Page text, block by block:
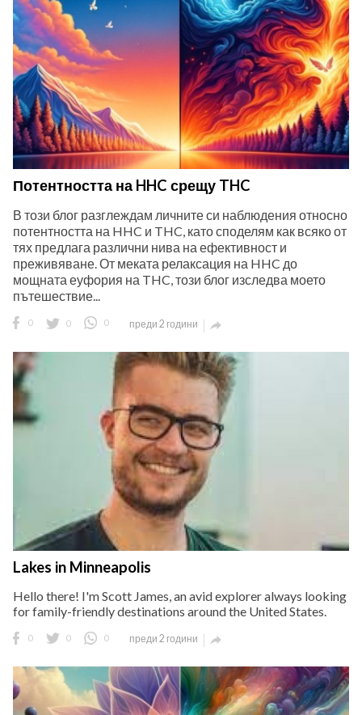
Потентността на HHC срещу THC
В този блог разглеждам личните си наблюдения относно
потентността на HHC и THC, като споделям как всяко от
тях предлага различни нива на ефективност и
преживяване. От меката релаксация на HHC до
мощната еуфория на THC, този блог изследва моето
пътешествие...
0 0 0 преди 2 години 
Lakes in Minneapolis
Hello there! I'm Scott James, an avid explorer always looking
for family-friendly destinations around the United States.
0 0 0 преди 2 години 